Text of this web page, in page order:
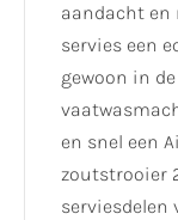
aandacht en
servies een
gewoon in
en snel een
zoutstrooier
serviesdelen